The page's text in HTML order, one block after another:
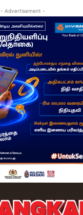
- Advertisement -